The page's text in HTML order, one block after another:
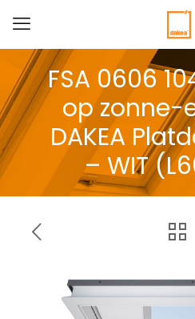
FSA 0606
op zonne-
DAKEA
– WIT